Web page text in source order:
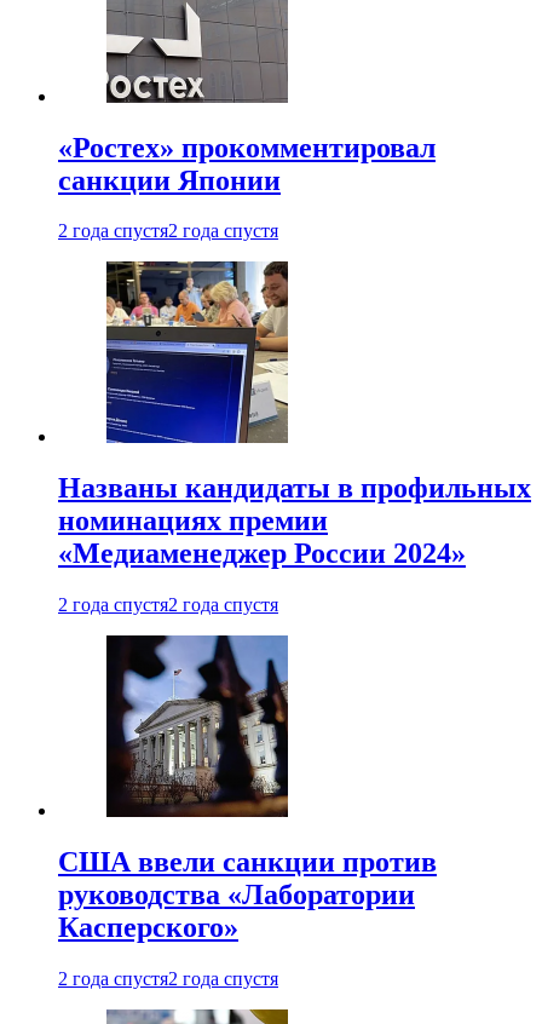
«Ростех» прокомментировал
санкции Японии
2 года спустя2 года спустя
Названы кандидаты в профильных
номинациях премии
«Медиаменеджер России 2024»
2 года спустя2 года спустя
США ввели санкции против
руководства «Лаборатории
Касперского»
2 года спустя2 года спустя